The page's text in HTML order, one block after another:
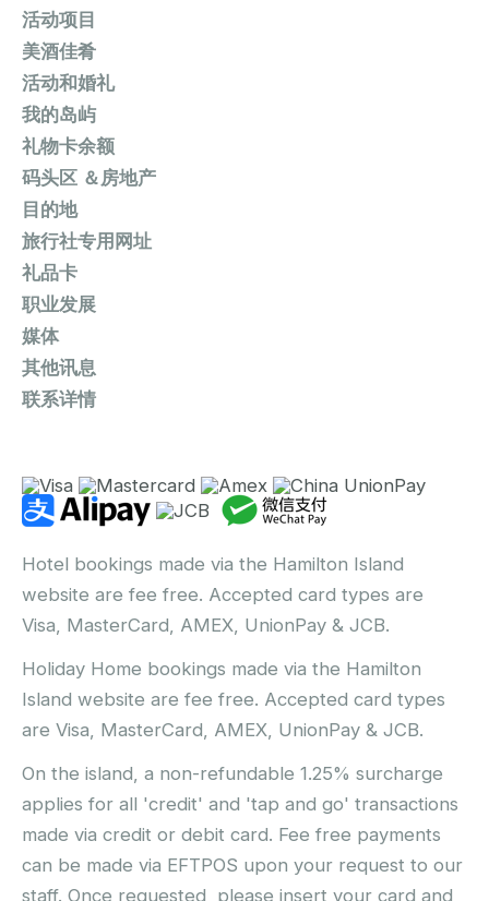
活动项目
美酒佳肴
活动和婚礼
我的岛屿
礼物卡余额
码头区 ＆房地产
目的地
旅行社专用网址
礼品卡
职业发展
媒体
其他讯息
联系详情
Hotel bookings made via the Hamilton Island
website are fee free. Accepted card types are
Visa, MasterCard, AMEX, UnionPay & JCB.
Holiday Home bookings made via the Hamilton
Island website are fee free. Accepted card types
are Visa, MasterCard, AMEX, UnionPay & JCB.
On the island, a non-refundable 1.25% surcharge
applies for all 'credit' and 'tap and go' transactions
made via credit or debit card. Fee free payments
can be made via EFTPOS upon your request to our
staff. Once requested, please insert your card and